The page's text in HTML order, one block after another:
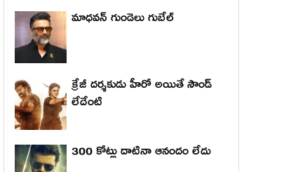
మాధ‌వ‌న్ గుండెలు గుబేల్‌
క్రేజీ దర్శకుడు హీరో అయితే సౌండ్
లేదేంటి
300 కోట్లు దాటినా ఆనందం లేదు